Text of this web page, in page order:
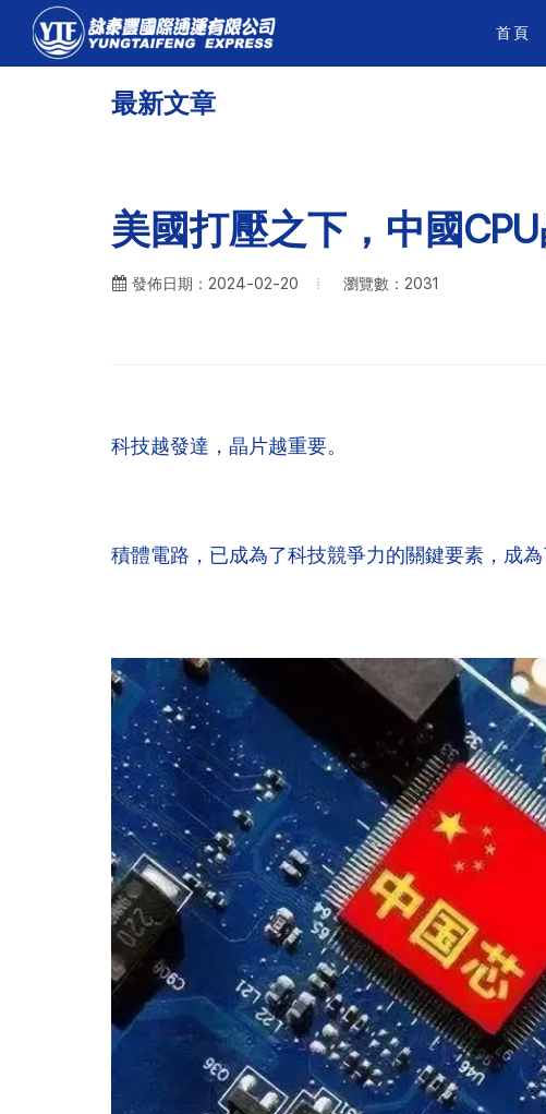
首頁
最新文章
美國打壓之下，中國
發佈日期：2024-02-20 瀏覽數：2031
科技越發達，晶片越重要。
積體電路，已成為了科技競爭力的關鍵要素，成為